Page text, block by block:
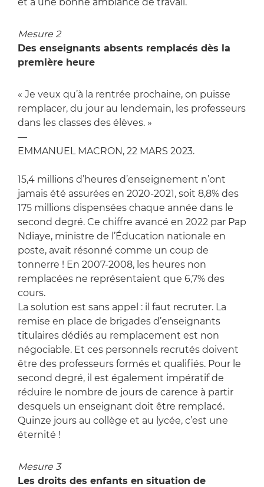
Mesure 2
Des enseignants absents remplacés dès la
première heure
« Je veux qu’à la rentrée prochaine, on puisse
remplacer, du jour au lendemain, les professeurs
dans les classes des élèves. »
—
EMMANUEL MACRON, 22 MARS 2023.
15,4 millions d’heures d’enseignement n’ont
jamais été assurées en 2020-2021, soit 8,8% des
175 millions dispensées chaque année dans le
second degré. Ce chiffre avancé en 2022 par Pap
Ndiaye, ministre de l’Éducation nationale en
poste, avait résonné comme un coup de
tonnerre ! En 2007-2008, les heures non
remplacées ne représentaient que 6,7% des
cours.
La solution est sans appel : il faut recruter. La
remise en place de brigades d’enseignants
titulaires dédiés au remplacement est non
négociable. Et ces personnels recrutés doivent
être des professeurs formés et qualifiés. Pour le
second degré, il est également impératif de
réduire le nombre de jours de carence à partir
desquels un enseignant doit être remplacé.
Quinze jours au collège et au lycée, c’est une
éternité !
Mesure 3
Les droits des enfants en situation de